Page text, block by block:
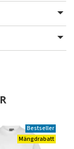
Bestseller
Mängdrabatt